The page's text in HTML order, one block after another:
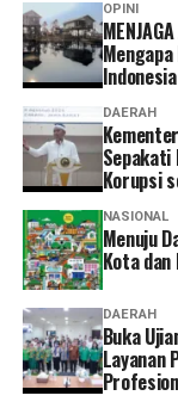
OPINI
DAERAH
Sepakati
Korupsi
NASIONAL
Menuju
Kota dan
DAERAH
Buka
Layanan